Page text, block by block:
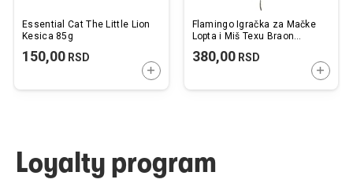
Essential Cat The Little Lion
Kesica 85g
150,00 RSD
DODAJTE U KORPU
Flamingo Igračka za Mačke
Lopta i Miš Texu Braon
380,00RSD
Loyalty program